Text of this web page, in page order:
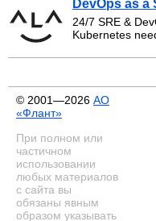
DevOps as a
24/7 SRE &
Kubernetes
© 2001—2026 АО
«Флант»
При полном или
частичном
использовании
любых материалов
с сайта вы
обязаны явным
образом указывать